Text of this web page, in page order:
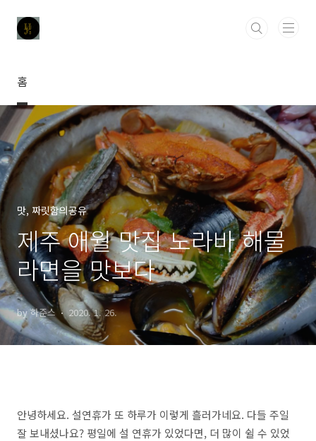
홈
맛, 짜릿함의공유
제주 애월 맛집 노라바 해물
라면을 맛보다
by 하준스 2020. 1. 26.
안녕하세요. 설연휴가 또 하루가 이렇게 흘러가네요. 다들 주일
잘 보내셨나요? 평일에 설 연휴가 있었다면, 더 많이 쉴 수 있었